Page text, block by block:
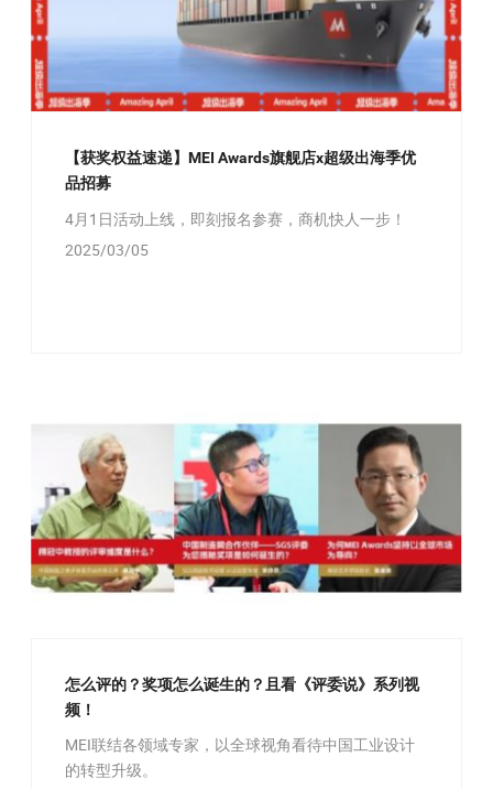
【获奖权益速递】MEI Awards旗舰店x超级出海季优
品招募
4月1日活动上线，即刻报名参赛，商机快人一步！
2025/03/05
怎么评的？奖项怎么诞生的？且看《评委说》系列视
频！
MEI联结各领域专家，以全球视角看待中国工业设计
的转型升级。